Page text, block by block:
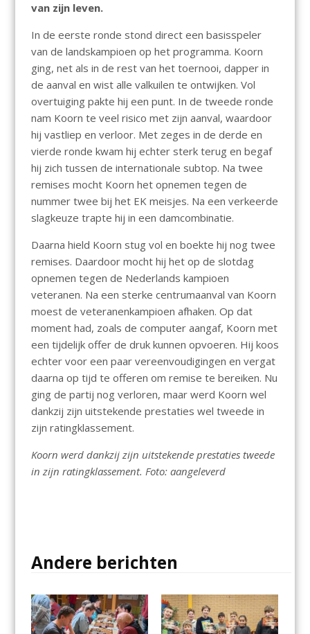
van zijn leven.
In de eerste ronde stond direct een basisspeler
van de landskampioen op het programma. Koorn
ging, net als in de rest van het toernooi, dapper in
de aanval en wist alle valkuilen te ontwijken. Vol
overtuiging pakte hij een punt. In de tweede ronde
nam Koorn te veel risico met zijn aanval, waardoor
hij vastliep en verloor. Met zeges in de derde en
vierde ronde kwam hij echter sterk terug en begaf
hij zich tussen de internationale subtop. Na twee
remises mocht Koorn het opnemen tegen de
nummer twee bij het EK meisjes. Na een verkeerde
slagkeuze trapte hij in een damcombinatie.
Daarna hield Koorn stug vol en boekte hij nog twee
remises. Daardoor mocht hij het op de slotdag
opnemen tegen de Nederlands kampioen
veteranen. Na een sterke centrumaanval van Koorn
moest de veteranenkampioen afhaken. Op dat
moment had, zoals de computer aangaf, Koorn met
een tijdelijk offer de druk kunnen opvoeren. Hij koos
echter voor een paar vereenvoudigingen en vergat
daarna op tijd te offeren om remise te bereiken. Nu
ging de partij nog verloren, maar werd Koorn wel
dankzij zijn uitstekende prestaties wel tweede in
zijn ratingklassement.
Koorn werd dankzij zijn uitstekende prestaties tweede
in zijn ratingklassement. Foto: aangeleverd
Andere berichten